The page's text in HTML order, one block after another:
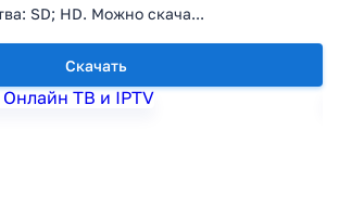
Скачать
SD; HD. Можно скача...